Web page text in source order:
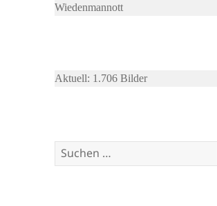
Wiedenmannott
Aktuell: 1.706 Bilder
Suchen
nach: